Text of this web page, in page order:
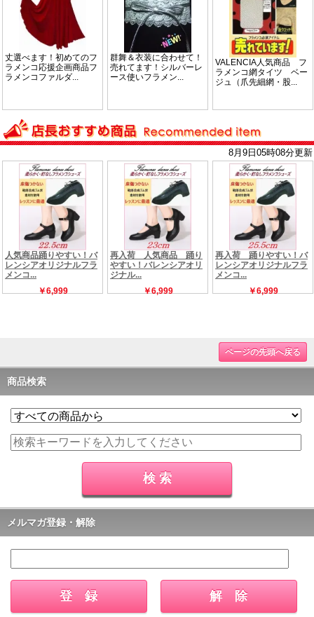
ページの先頭へ戻る
商品検索
メルマガ登録・解除